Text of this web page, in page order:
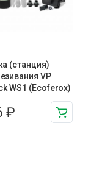
(станция)
VP
WS1 (Ecoferox)
₽